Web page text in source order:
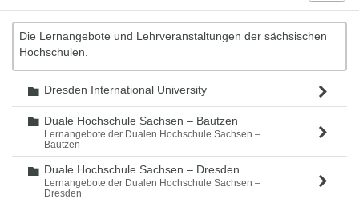
Die Lernangebote und Lehrveranstaltungen der sächsischen
Hochschulen.
Ordner
Dresden International University
Ordner
Duale Hochschule Sachsen – Bautzen
Lernangebote der Dualen Hochschule Sachsen –
Bautzen
Ordner
Duale Hochschule Sachsen – Dresden
Lernangebote der Dualen Hochschule Sachsen –
Dresden